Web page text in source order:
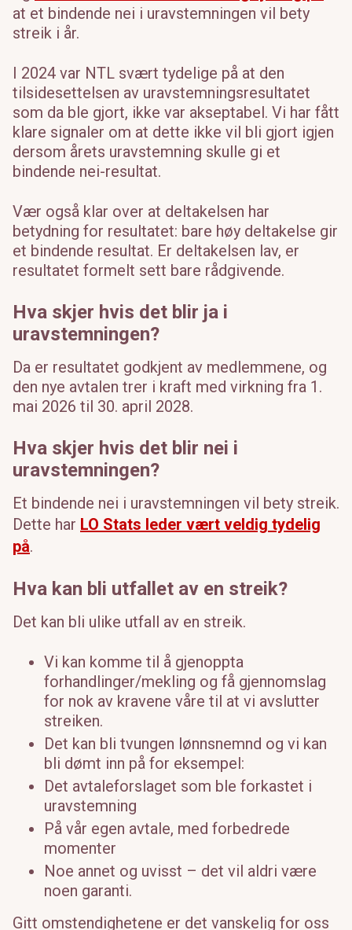
at et bindende nei i uravstemningen vil bety
streik i år.
I 2024 var NTL svært tydelige på at den
tilsidesettelsen av uravstemningsresultatet
som da ble gjort, ikke var akseptabel. Vi har fått
klare signaler om at dette ikke vil bli gjort igjen
dersom årets uravstemning skulle gi et
bindende nei-resultat.
Vær også klar over at deltakelsen har
betydning for resultatet: bare høy deltakelse gir
et bindende resultat. Er deltakelsen lav, er
resultatet formelt sett bare rådgivende.
Hva skjer hvis det blir ja i
uravstemningen?
Da er resultatet godkjent av medlemmene, og
den nye avtalen trer i kraft med virkning fra 1.
mai 2026 til 30. april 2028.
Hva skjer hvis det blir nei i
uravstemningen?
Et bindende nei i uravstemningen vil bety streik.
Dette har LO Stats leder vært veldig tydelig
på.
Hva kan bli utfallet av en streik?
Det kan bli ulike utfall av en streik.
Vi kan komme til å gjenoppta
forhandlinger/mekling og få gjennomslag
for nok av kravene våre til at vi avslutter
streiken.
Det kan bli tvungen lønnsnemnd og vi kan
bli dømt inn på for eksempel:
Det avtaleforslaget som ble forkastet i
uravstemning
På vår egen avtale, med forbedrede
momenter
Noe annet og uvisst – det vil aldri være
noen garanti.
Gitt omstendighetene er det vanskelig for oss